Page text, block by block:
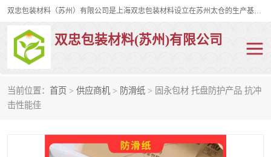
双忠包装材料（苏州）有限公司是上海双忠包装材料设立在苏州太仓的生产基地，占地约2万平米，产品主要有打孔缠绕膜，拉伸蜂窝纸，集装箱充气袋，滑托板，打包带，裹包网兜，防滑纸等箱体和托盘的运输和保护性包材。固永包材®，GooYon Pack®，是我们保护性包装材料的专属品牌。
双忠包装材料(苏州)有限公司
当前位置： 首页 > 供应商机 > 防滑纸 > 固永包材 托盘防护产品 抗冲
击性能佳
打孔缠绕膜
裹包网兜 纤维打包带